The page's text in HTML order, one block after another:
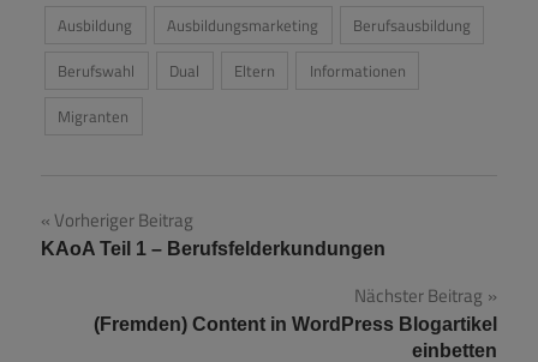
Ausbildung Ausbildungsmarketing
Berufsausbildung
Berufswahl
Dual Eltern
Informationen
Migranten
Beitragsnavigation
Vorheriger Beitrag
KAoA Teil 1 – Berufsfelderkundungen
Nächster Beitrag
(Fremden) Content in WordPress Blogartikel
einbetten